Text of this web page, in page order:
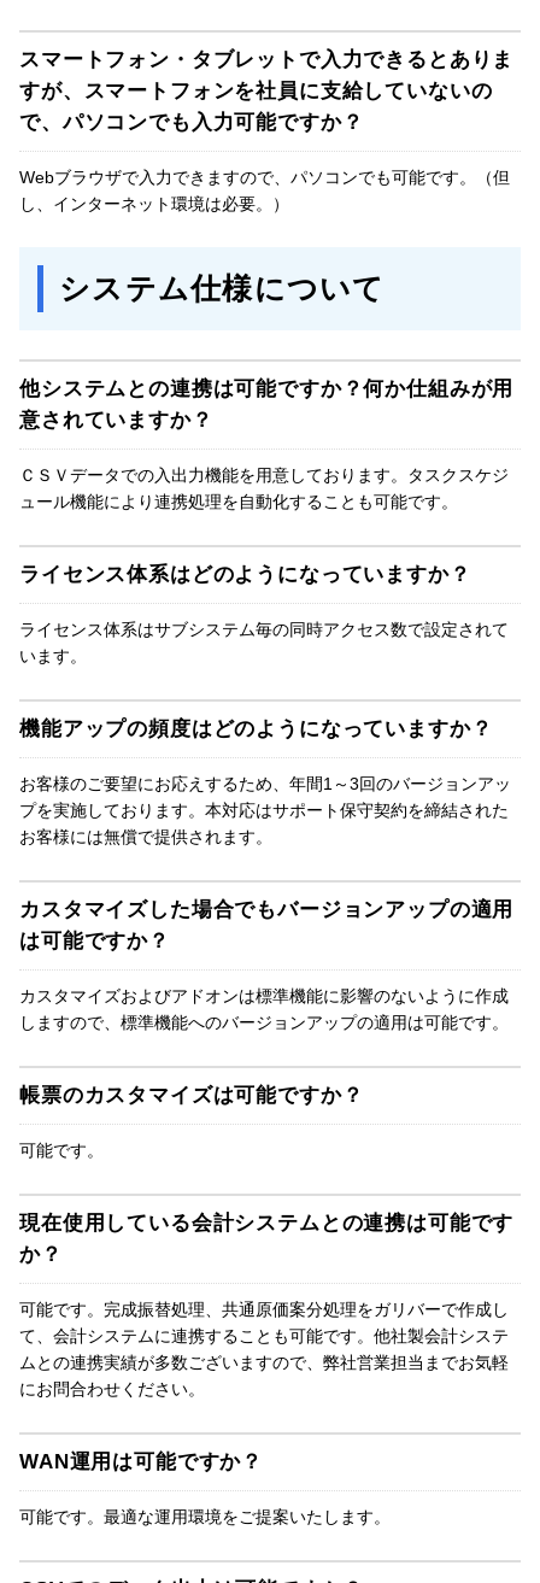
スマートフォン・タブレットで入力できるとありま
すが、スマートフォンを社員に支給していないの
で、パソコンでも入力可能ですか？
Webブラウザで入力できますので、パソコンでも可能です。（但
し、インターネット環境は必要。）
システム仕様について
他システムとの連携は可能ですか？何か仕組みが用
意されていますか？
ＣＳＶデータでの入出力機能を用意しております。タスクスケジ
ュール機能により連携処理を自動化することも可能です。
ライセンス体系はどのようになっていますか？
ライセンス体系はサブシステム毎の同時アクセス数で設定されて
います。
機能アップの頻度はどのようになっていますか？
お客様のご要望にお応えするため、年間1～3回のバージョンアッ
プを実施しております。本対応はサポート保守契約を締結された
お客様には無償で提供されます。
カスタマイズした場合でもバージョンアップの適用
は可能ですか？
カスタマイズおよびアドオンは標準機能に影響のないように作成
しますので、標準機能へのバージョンアップの適用は可能です。
帳票のカスタマイズは可能ですか？
可能です。
現在使用している会計システムとの連携は可能です
か？
可能です。完成振替処理、共通原価案分処理をガリバーで作成し
て、会計システムに連携することも可能です。他社製会計システ
ムとの連携実績が多数ございますので、弊社営業担当までお気軽
にお問合わせください。
WAN運用は可能ですか？
可能です。最適な運用環境をご提案いたします。